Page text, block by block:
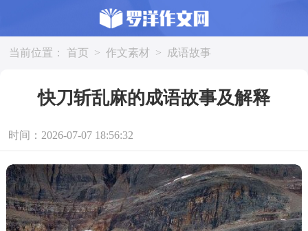
当前位置： 首页 > 作文素材 > 成语故事
快刀斩乱麻的成语故事及解释
时间：2026-07-07 18:56:32